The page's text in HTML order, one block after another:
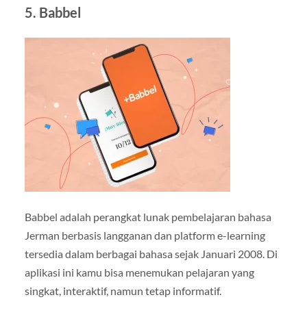
5. Babbel
Babbel adalah perangkat lunak pembelajaran bahasa
Jerman berbasis langganan dan platform e-learning
tersedia dalam berbagai bahasa sejak Januari 2008. Di
aplikasi ini kamu bisa menemukan pelajaran yang
singkat, interaktif, namun tetap informatif.